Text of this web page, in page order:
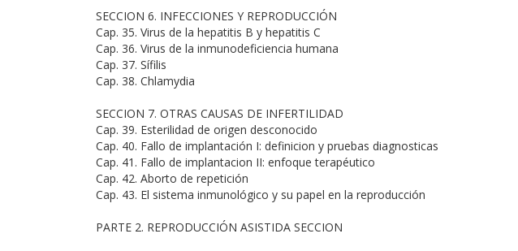
SECCION 6. INFECCIONES Y REPRODUCCIÓN
Cap. 35. Virus de la hepatitis B y hepatitis C
Cap. 36. Virus de la inmunodeficiencia humana
Cap. 37. Sífilis
Cap. 38. Chlamydia
SECCION 7. OTRAS CAUSAS DE INFERTILIDAD
Cap. 39. Esterilidad de origen desconocido
Cap. 40. Fallo de implantación I: definicion y pruebas diagnosticas
Cap. 41. Fallo de implantacion II: enfoque terapéutico
Cap. 42. Aborto de repetición
Cap. 43. El sistema inmunológico y su papel en la reproducción
PARTE 2. REPRODUCCIÓN ASISTIDA SECCION